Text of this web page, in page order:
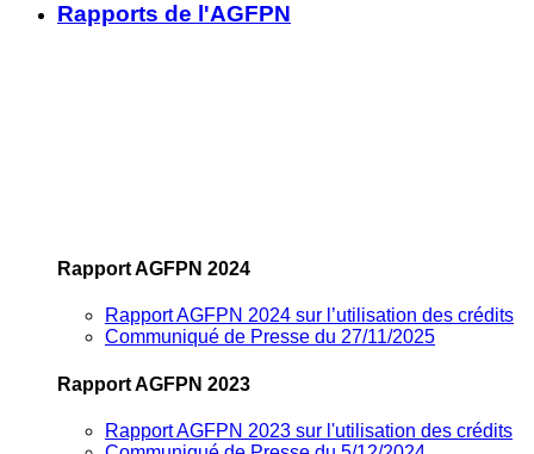
Rapports de l'AGFPN
Rapport AGFPN 2024
Rapport AGFPN 2024 sur l’utilisation des crédits
Communiqué de Presse du 27/11/2025
Rapport AGFPN 2023
Rapport AGFPN 2023 sur l'utilisation des crédits